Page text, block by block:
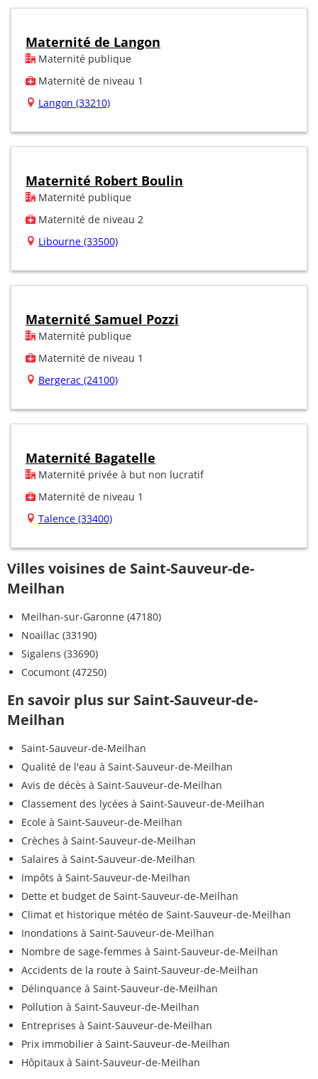
Maternité de Langon
Maternité publique
Maternité de niveau 1
Langon (33210)
Maternité Robert Boulin
Maternité publique
Maternité de niveau 2
Libourne (33500)
Maternité Samuel Pozzi
Maternité publique
Maternité de niveau 1
Bergerac (24100)
Maternité Bagatelle
Maternité privée à but non lucratif
Maternité de niveau 1
Talence (33400)
Villes voisines de Saint-Sauveur-de-
Meilhan
Meilhan-sur-Garonne (47180)
Noaillac (33190)
Sigalens (33690)
Cocumont (47250)
En savoir plus sur Saint-Sauveur-de-
Meilhan
Saint-Sauveur-de-Meilhan
Qualité de l'eau à Saint-Sauveur-de-Meilhan
Avis de décès à Saint-Sauveur-de-Meilhan
Classement des lycées à Saint-Sauveur-de-Meilhan
Ecole à Saint-Sauveur-de-Meilhan
Crèches à Saint-Sauveur-de-Meilhan
Salaires à Saint-Sauveur-de-Meilhan
Impôts à Saint-Sauveur-de-Meilhan
Dette et budget de Saint-Sauveur-de-Meilhan
Climat et historique météo de Saint-Sauveur-de-Meilhan
Inondations à Saint-Sauveur-de-Meilhan
Nombre de sage-femmes à Saint-Sauveur-de-Meilhan
Accidents de la route à Saint-Sauveur-de-Meilhan
Délinquance à Saint-Sauveur-de-Meilhan
Pollution à Saint-Sauveur-de-Meilhan
Entreprises à Saint-Sauveur-de-Meilhan
Prix immobilier à Saint-Sauveur-de-Meilhan
Hôpitaux à Saint-Sauveur-de-Meilhan